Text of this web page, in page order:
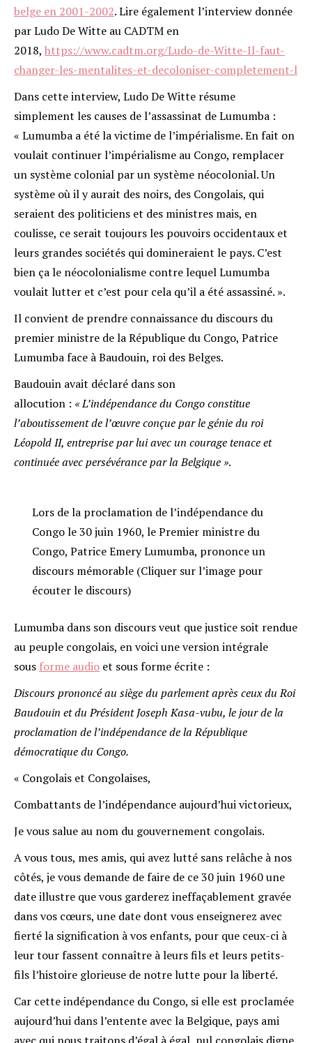
belge en 2001-2002. Lire également l’interview donnée
par Ludo De Witte au CADTM en
2018, https://www.cadtm.org/Ludo-de-Witte-Il-faut-
changer-les-mentalites-et-decoloniser-completement-l
Dans cette interview, Ludo De Witte résume
simplement les causes de l’assassinat de Lumumba :
« Lumumba a été la victime de l’impérialisme. En fait on
voulait continuer l’impérialisme au Congo, remplacer
un système colonial par un système néocolonial. Un
système où il y aurait des noirs, des Congolais, qui
seraient des politiciens et des ministres mais, en
coulisse, ce serait toujours les pouvoirs occidentaux et
leurs grandes sociétés qui domineraient le pays. C’est
bien ça le néocolonialisme contre lequel Lumumba
voulait lutter et c’est pour cela qu’il a été assassiné. ».
Il convient de prendre connaissance du discours du
premier ministre de la République du Congo, Patrice
Lumumba face à Baudouin, roi des Belges.
Baudouin avait déclaré dans son
allocution : « L’indépendance du Congo constitue
l’aboutissement de l’œuvre conçue par le génie du roi
Léopold II, entreprise par lui avec un courage tenace et
continuée avec persévérance par la Belgique ».
Lors de la proclamation de l’indépendance du
Congo le 30 juin 1960, le Premier ministre du
Congo, Patrice Emery Lumumba, prononce un
discours mémorable (Cliquer sur l’image pour
écouter le discours)
Lumumba dans son discours veut que justice soit rendue
au peuple congolais, en voici une version intégrale
sous forme audio et sous forme écrite :
Discours prononcé au siège du parlement après ceux du Roi
Baudouin et du Président Joseph Kasa-vubu, le jour de la
proclamation de l’indépendance de la République
démocratique du Congo.
« Congolais et Congolaises,
Combattants de l’indépendance aujourd’hui victorieux,
Je vous salue au nom du gouvernement congolais.
A vous tous, mes amis, qui avez lutté sans relâche à nos
côtés, je vous demande de faire de ce 30 juin 1960 une
date illustre que vous garderez ineffaçablement gravée
dans vos cœurs, une date dont vous enseignerez avec
fierté la signification à vos enfants, pour que ceux-ci à
leur tour fassent connaître à leurs fils et leurs petits-
fils l’histoire glorieuse de notre lutte pour la liberté.
Car cette indépendance du Congo, si elle est proclamée
aujourd’hui dans l’entente avec la Belgique, pays ami